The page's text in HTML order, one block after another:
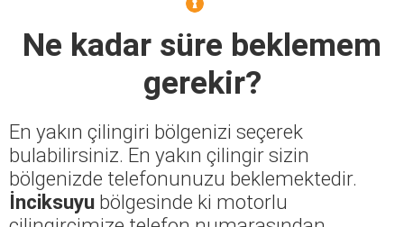
Ne kadar süre beklemem
gerekir?
En yakın çilingiri bölgenizi seçerek
bulabilirsiniz. En yakın çilingir sizin
bölgenizde telefonunuzu beklemektedir.
İnciksuyu bölgesinde ki motorlu